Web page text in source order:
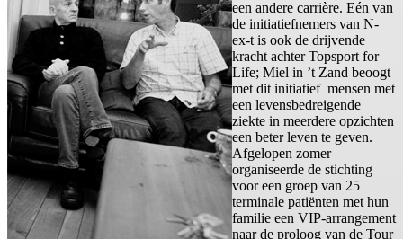
een andere carrière. Eén van
de initiatiefnemers van N-
ex-t is ook de drijvende
kracht achter Topsport for
Life; Miel in ’t Zand beoogt
met dit initiatief mensen met
een levensbedreigende
ziekte in meerdere opzichten
een beter leven te geven.
Afgelopen zomer
organiseerde de stichting
voor een groep van 25
terminale patiënten met hun
familie een VIP-arrangement
naar de proloog van de Tour